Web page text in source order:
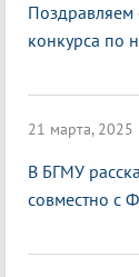
Поздравляем
конкурса по
21 марта, 2025
В БГМУ
совместно с